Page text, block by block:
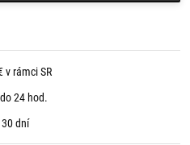
v rámci SR
24 hod.
dní